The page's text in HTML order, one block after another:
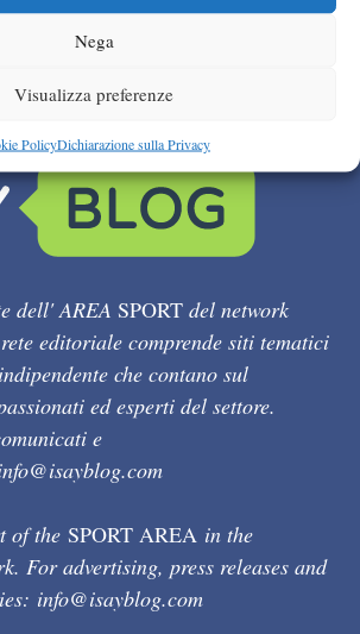
Nega
Visualizza preferenze
PolicyDichiarazione sulla Privacy
dell' AREA SPORT del network
editoriale comprende siti tematici
che contano sul
ed esperti del settore.
e
of the SPORT AREA in the
For advertising, press releases and
info@isayblog.com